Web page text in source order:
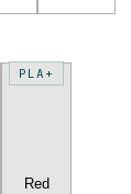
PLA+
Red